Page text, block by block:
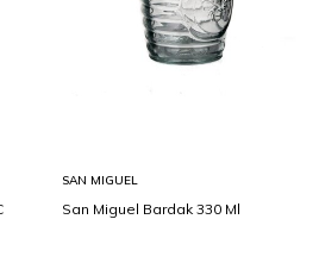
SAN MIGUEL
San Miguel Bardak 330 Ml